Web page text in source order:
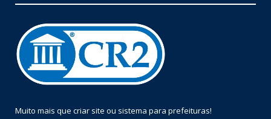
Muito mais que criar site ou sistema para prefeituras!